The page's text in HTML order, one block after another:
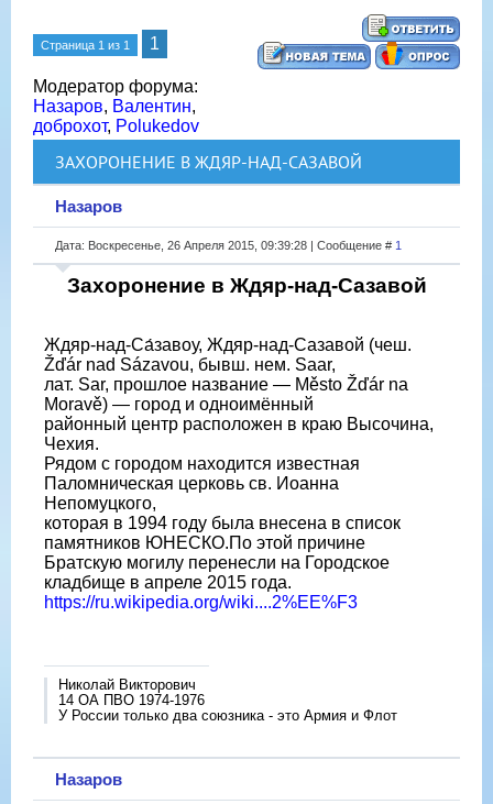
Страница 1 из 1 1
Модератор форума:
Назаров, Валентин,
доброхот, Polukedov
ЗАХОРОНЕНИЕ В ЖДЯР-НАД-САЗАВОЙ
Назаров
Дата: Воскресенье, 26 Апреля 2015, 09:39:28 | Сообщение # 1
Захоронение в Ждяр-над-Сазавой
Ждяр-над-Са́завоу, Ждяр-над-Сазавой (чеш.
Žďár nad Sázavou, бывш. нем. Saar,
лат. Sar, прошлое название — Město Žďár na
Moravě) — город и одноимённый
районный центр расположен в краю Высочина,
Чехия.
Рядом с городом находится известная
Паломническая церковь св. Иоанна
Непомуцкого,
которая в 1994 году была внесена в список
памятников ЮНЕСКО.По этой причине
Братскую могилу перенесли на Городское
кладбище в апреле 2015 года.
https://ru.wikipedia.org/wiki....2%EE%F3
Николай Викторович
14 ОА ПВО 1974-1976
У России только два союзника - это Армия и Флот
Назаров